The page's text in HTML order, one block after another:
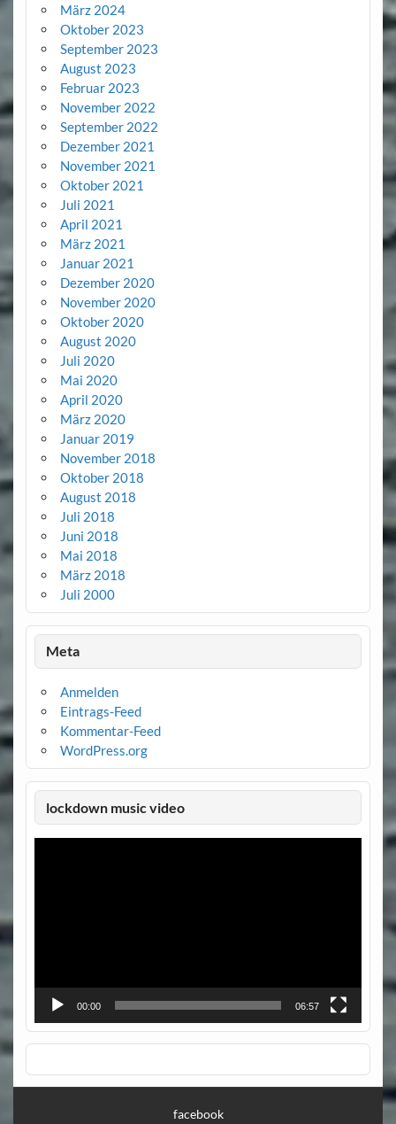
März 2024
Oktober 2023
September 2023
August 2023
Februar 2023
November 2022
September 2022
Dezember 2021
November 2021
Oktober 2021
Juli 2021
April 2021
März 2021
Januar 2021
Dezember 2020
November 2020
Oktober 2020
August 2020
Juli 2020
Mai 2020
April 2020
März 2020
Januar 2019
November 2018
Oktober 2018
August 2018
Juli 2018
Juni 2018
Mai 2018
März 2018
Juli 2000
Meta
Anmelden
Eintrags-Feed
Kommentar-Feed
WordPress.org
lockdown music video
00:00 06:57
facebook